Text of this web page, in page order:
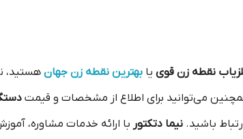
نقطه زن قوی یا بهترین نقطه زن جهان هستید،
همچنین می‌توانید برای اطلاع از مشخصات و قیمت
باشید. نیما دتکتور با ارائه خدمات مشاوره،